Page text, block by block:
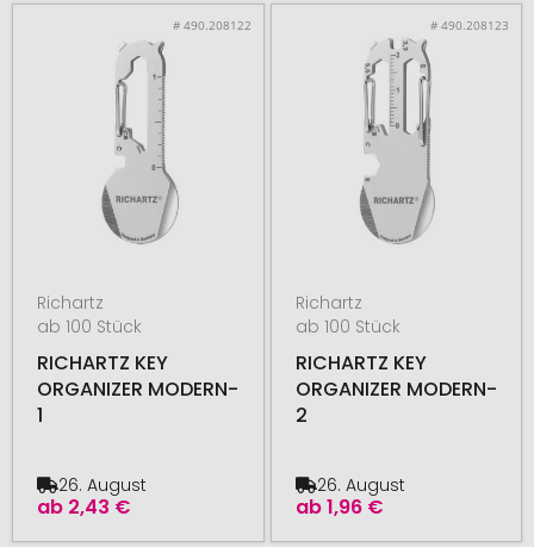
# 490.208122
Richartz
ab 100 Stück
RICHARTZ KEY
ORGANIZER MODERN-
1
ab 2,43 €
26. August
# 490.208123
Richartz
ab 100 Stück
RICHARTZ KEY
ORGANIZER MODERN-
2
ab1,96 €
26. August